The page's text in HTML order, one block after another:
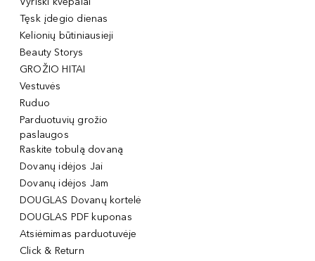
Tęsk įdegio dienas
Kelionių būtiniausieji
Beauty Storys
GROŽIO HITAI
Vestuvės
Ruduo
Parduotuvių grožio
paslaugos
Raskite tobulą dovaną
Dovanų idėjos Jai
Dovanų idėjos Jam
DOUGLAS Dovanų kortelė
DOUGLAS PDF kuponas
Atsiėmimas parduotuvėje
Click & Return